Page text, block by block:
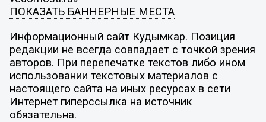
ПОКАЗАТЬ БАННЕРНЫЕ МЕСТА
Информационный сайт Кудымкар. Позиция
редакции не всегда совпадает с точкой зрения
авторов. При перепечатке текстов либо ином
использовании текстовых материалов с
настоящего сайта на иных ресурсах в сети
Интернет гиперссылка на источник
обязательна.